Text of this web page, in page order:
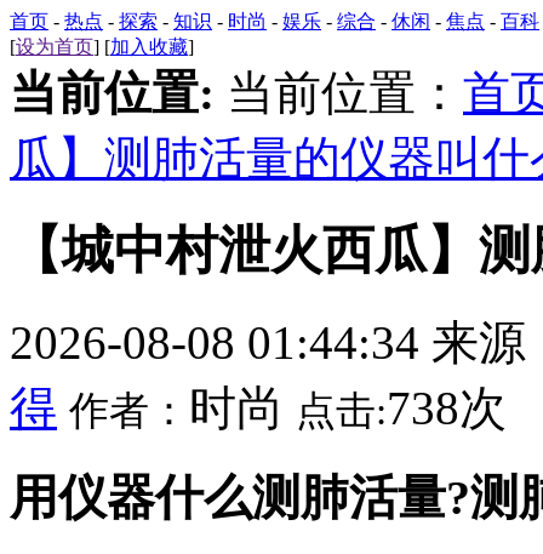
首页 - 热点 - 探索 - 知识 - 时尚 - 娱乐 - 综合 - 休闲 - 焦点 - 百科
[设为首页] [加入收藏]
当前位置: 当前位置： 首
瓜】测肺活量的仪器叫什
【城中村泄火西瓜】
2026-08-08 01:44:34 来源
得 作者： 时尚 点击:738次
用仪器什么测肺活量?测